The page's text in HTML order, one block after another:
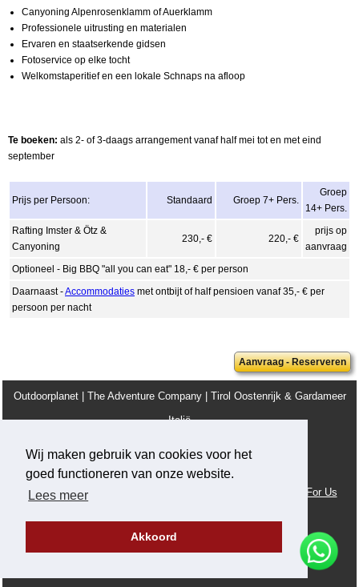
Wij maken gebruik van cookies voor het
goed functioneren van onze website.
Lees meer
Akkoord
Canyoning Alpenrosenklamm of Auerklamm
Professionele uitrusting en materialen
Ervaren en staatserkende gidsen
Fotoservice op elke tocht
Welkomstaperitief en een lokale Schnaps na afloop
Te boeken: als 2- of 3-daags arrangement vanaf half mei tot en met eind
september
Prijs per Persoon: Standaard Groep 7+ Pers.
Groep
14+ Pers.
Rafting Imster & Ötz &
Canyoning
230,- € 220,- €
prijs op
aanvraag
Optioneel - Big BBQ "all you can eat" 18,- € per person
Daarnaast -Accommodaties met ontbijt of half pensioen vanaf 35,- € per
persoon per nacht
Aanvraag - Reserveren
Outdoorplanet | The Adventure Company | Tirol Oostenrijk & Gardameer
Italië
Tel: + 43 660 2590555
Team Algemene Voorwaarden
Work For Us